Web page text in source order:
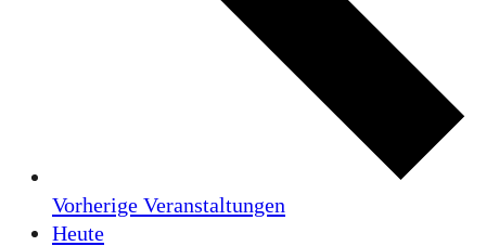
Vorherige Veranstaltungen
Heute